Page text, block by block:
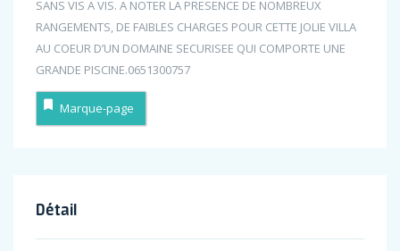
SANS VIS A VIS. A NOTER LA PRESENCE DE NOMBREUX
RANGEMENTS, DE FAIBLES CHARGES POUR CETTE JOLIE VILLA
AU COEUR D’UN DOMAINE SECURISEE QUI COMPORTE UNE
GRANDE PISCINE.0651300757
Marque-page
Détail